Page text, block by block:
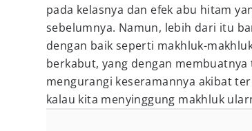
pada kelasnya dan efek abu hitam
sebelumnya. Namun, lebih dari itu
dengan baik seperti makhluk-
berkabut, yang dengan
mengurangi keseramannya akibat
kalau kita menyinggung makhluk